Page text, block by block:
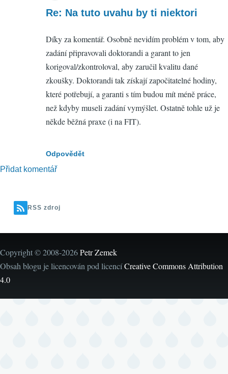
reply
Na
tuto
uvahu
by
ti
niektori
Re: Na tuto uvahu by ti niektori
Díky za komentář. Osobně nevidím problém v tom, aby
zadání připravovali doktorandi a garant to jen
korigoval/zkontroloval, aby zaručil kvalitu dané
zkoušky. Doktorandi tak získají započitatelné hodiny,
které potřebují, a garanti s tím budou mít méně práce,
než kdyby museli zadání vymýšlet. Ostatně tohle už je
někde běžná praxe (i na FIT).
Odpovědět
Přidat komentář
RSS zdroj
Copyright © 2008-2026Petr Zemek
Obsah blogu je licencován pod licencíCreative Commons Attribution
4.0